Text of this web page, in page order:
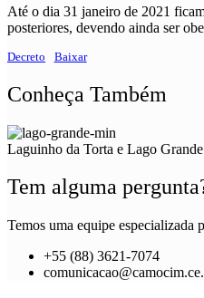
Até o dia 31 janeiro de 2021
posteriores, devendo ainda ser
Decreto Baixar
Conheça Também
Laguinho da Torta e Lago Grande
Tem alguma
Temos uma equipe especializada
+55 (88) 3621-7074